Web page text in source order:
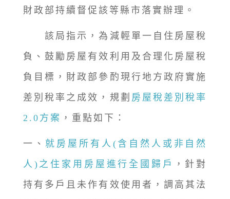
財政部持續督促該等縣市落實辦理。
該局指示，為減輕單一自住房屋稅
負、鼓勵房屋有效利用及合理化房屋稅
負目標，財政部參酌現行地方政府實施
差別稅率之成效，規劃 房屋稅差別稅率
2.0方案 ，重點如下：
一、 就房屋所有人(含自然人或非自然
人)之住家用房屋進行全國歸戶
，針對
持有多戶且未作有效使用者，調高其法